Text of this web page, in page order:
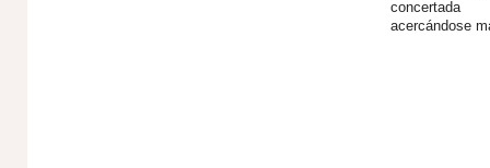
concertada
acercándose